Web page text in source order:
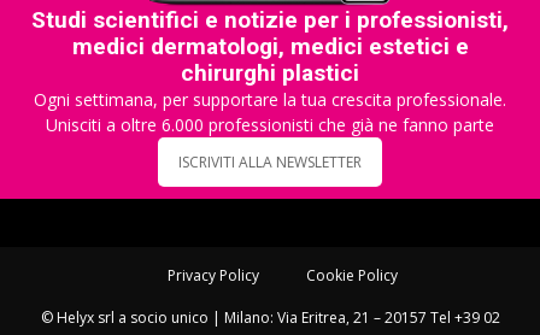
Studi scientifici e notizie per i professionisti,
medici dermatologi, medici estetici e
chirurghi plastici
Ogni settimana, per supportare la tua crescita professionale.
Unisciti a oltre 6.000 professionisti che già ne fanno parte
ISCRIVITI ALLA NEWSLETTER
Privacy Policy Cookie Policy
© Helyx srl a socio unico | Milano: Via Eritrea, 21 – 20157 Tel +39 02